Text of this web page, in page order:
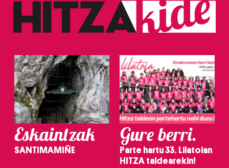
erabiltzeko baimen esplizitua ematen diguzu. Gehiago
irakurri
Eskaintzak
SANTIMAMIÑE
Gure berri.
Parte hartu 33. Lilatoian
HITZA taldearekin!